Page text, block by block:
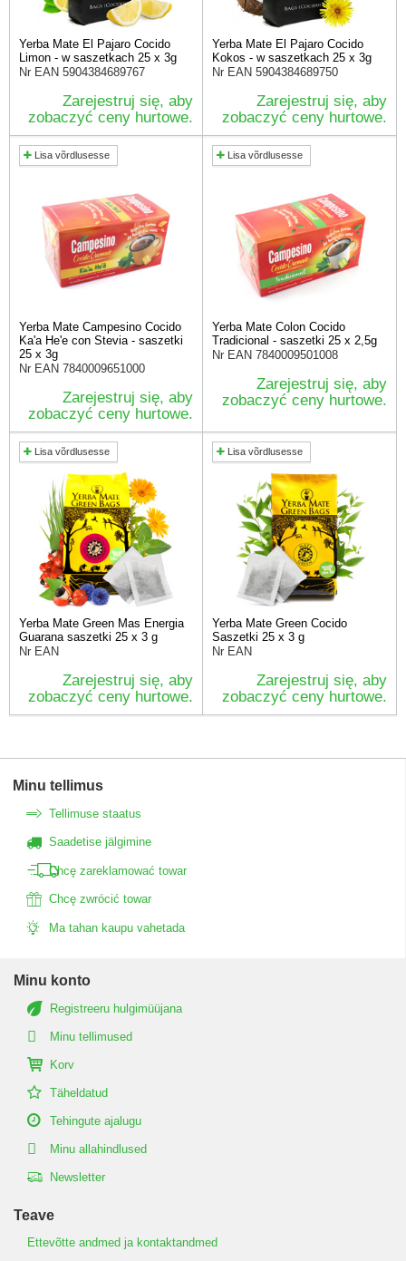
Yerba Mate El Pajaro Cocido
Limon - w saszetkach 25 x 3g
Nr EAN 5904384689767
Zarejestruj się, aby
zobaczyć ceny hurtowe.
Yerba Mate El Pajaro Cocido
Kokos - w saszetkach 25 x 3g
Nr EAN 5904384689750
Zarejestruj się, aby
zobaczyć ceny hurtowe.
Lisa võrdlusesse
Yerba Mate Campesino Cocido
Ka'a He'e con Stevia - saszetki
25 x 3g
Nr EAN 7840009651000
Zarejestruj się, aby
zobaczyć ceny hurtowe.
Lisa võrdlusesse
Yerba Mate Colon Cocido
Tradicional - saszetki 25 x 2,5g
Nr EAN 7840009501008
Zarejestruj się, aby
zobaczyć ceny hurtowe.
Lisa võrdlusesse
Yerba Mate Green Mas Energia
Guarana saszetki 25 x 3 g
Nr EAN
Zarejestruj się, aby
zobaczyć ceny hurtowe.
Lisa võrdlusesse
Yerba Mate Green Cocido
Saszetki 25 x 3 g
Nr EAN
Zarejestruj się, aby
zobaczyć ceny hurtowe.
Minu tellimus
Tellimuse staatus
Saadetise jälgimine
Chcę zareklamować towar
Chcę zwrócić towar
Ma tahan kaupu vahetada
Minu konto
Registreeru hulgimüüjana
Minu tellimused
Korv
Täheldatud
Tehingute ajalugu
Minu allahindlused
Newsletter
Teave
Ettevõtte andmed ja kontaktandmed